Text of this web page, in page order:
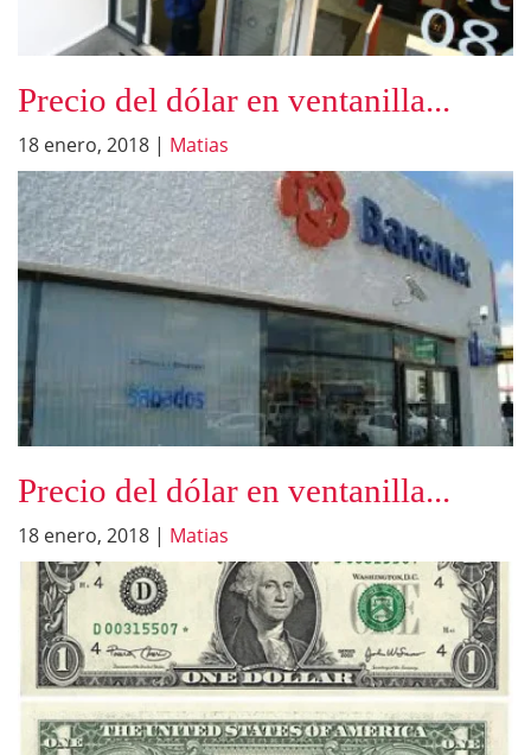
Precio del dólar en ventanilla...
18 enero, 2018 | Matias
Precio del dólar en ventanilla...
18 enero, 2018 | Matias